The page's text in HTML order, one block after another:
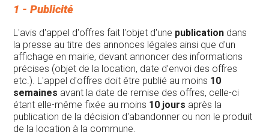
1 - Publicité
L'avis d'appel d'offres fait l'objet d'une publication dans
la presse au titre des annonces légales ainsi que d'un
affichage en mairie, devant annoncer des informations
précises (objet de la location, date d’envoi des offres
etc.). L'appel d'offres doit être publié au moins 10
semaines avant la date de remise des offres, celle-ci
étant elle-même fixée au moins 10 jours après la
publication de la décision d'abandonner ou non le produit
de la location à la commune.